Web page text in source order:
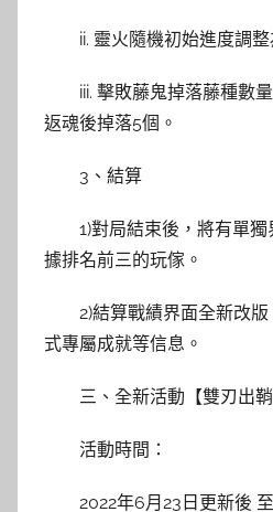
ii. 靈火隨機初始進度調整
iii. 擊敗藤鬼掉落藤種數
返魂後掉落5個。
3、結算
1)對局結束後，將有單
據排名前三的玩傢。
2)結算戰績界面全新改
式專屬成就等信息。
三、全新活動【雙刃出鞘
活動時間：
2022年6月23日更新後